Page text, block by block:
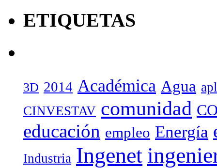
ETIQUETAS
3D 2014 Académica Agua
CINVESTAV comunidad
educación empleo Energía
Industria Ingenet